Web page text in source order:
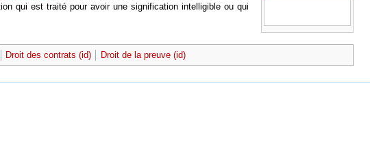
qui est traité pour avoir une signification intelligible ou qui
Droit des contrats (id) Droit de la preuve (id)